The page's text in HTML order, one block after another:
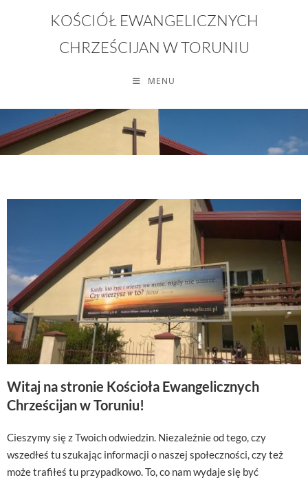
KOŚCIÓŁ EWANGELICZNYCH
CHRZEŚCIJAN W TORUNIU
MENU
Witaj na stronie Kościoła Ewangelicznych
Chrześcijan w Toruniu!
Cieszymy się z Twoich odwiedzin. Niezależnie od tego, czy
wszedłeś tu szukając informacji o naszej społeczności, czy też
może trafiłeś tu przypadkowo. To, co nam wydaje się być